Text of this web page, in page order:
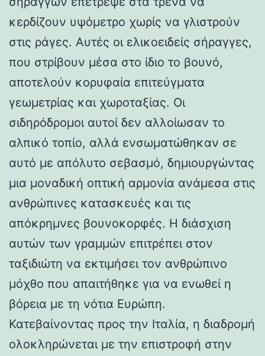
κερδίζουν υψόμετρο χωρίς να γλιστρούν
στις ράγες. Αυτές οι ελικοειδείς σήραγγες,
που στρίβουν μέσα στο ίδιο το βουνό,
αποτελούν κορυφαία επιτεύγματα
γεωμετρίας και χωροταξίας. Οι
σιδηρόδρομοι αυτοί δεν αλλοίωσαν το
αλπικό τοπίο, αλλά ενσωματώθηκαν σε
αυτό με απόλυτο σεβασμό, δημιουργώντας
μια μοναδική οπτική αρμονία ανάμεσα στις
ανθρώπινες κατασκευές και τις
απόκρημνες βουνοκορφές. Η διάσχιση
αυτών των γραμμών επιτρέπει στον
ταξιδιώτη να εκτιμήσει τον ανθρώπινο
μόχθο που απαιτήθηκε για να ενωθεί η
βόρεια με τη νότια Ευρώπη.
Κατεβαίνοντας προς την Ιταλία, η διαδρομή
ολοκληρώνεται με την επιστροφή στην